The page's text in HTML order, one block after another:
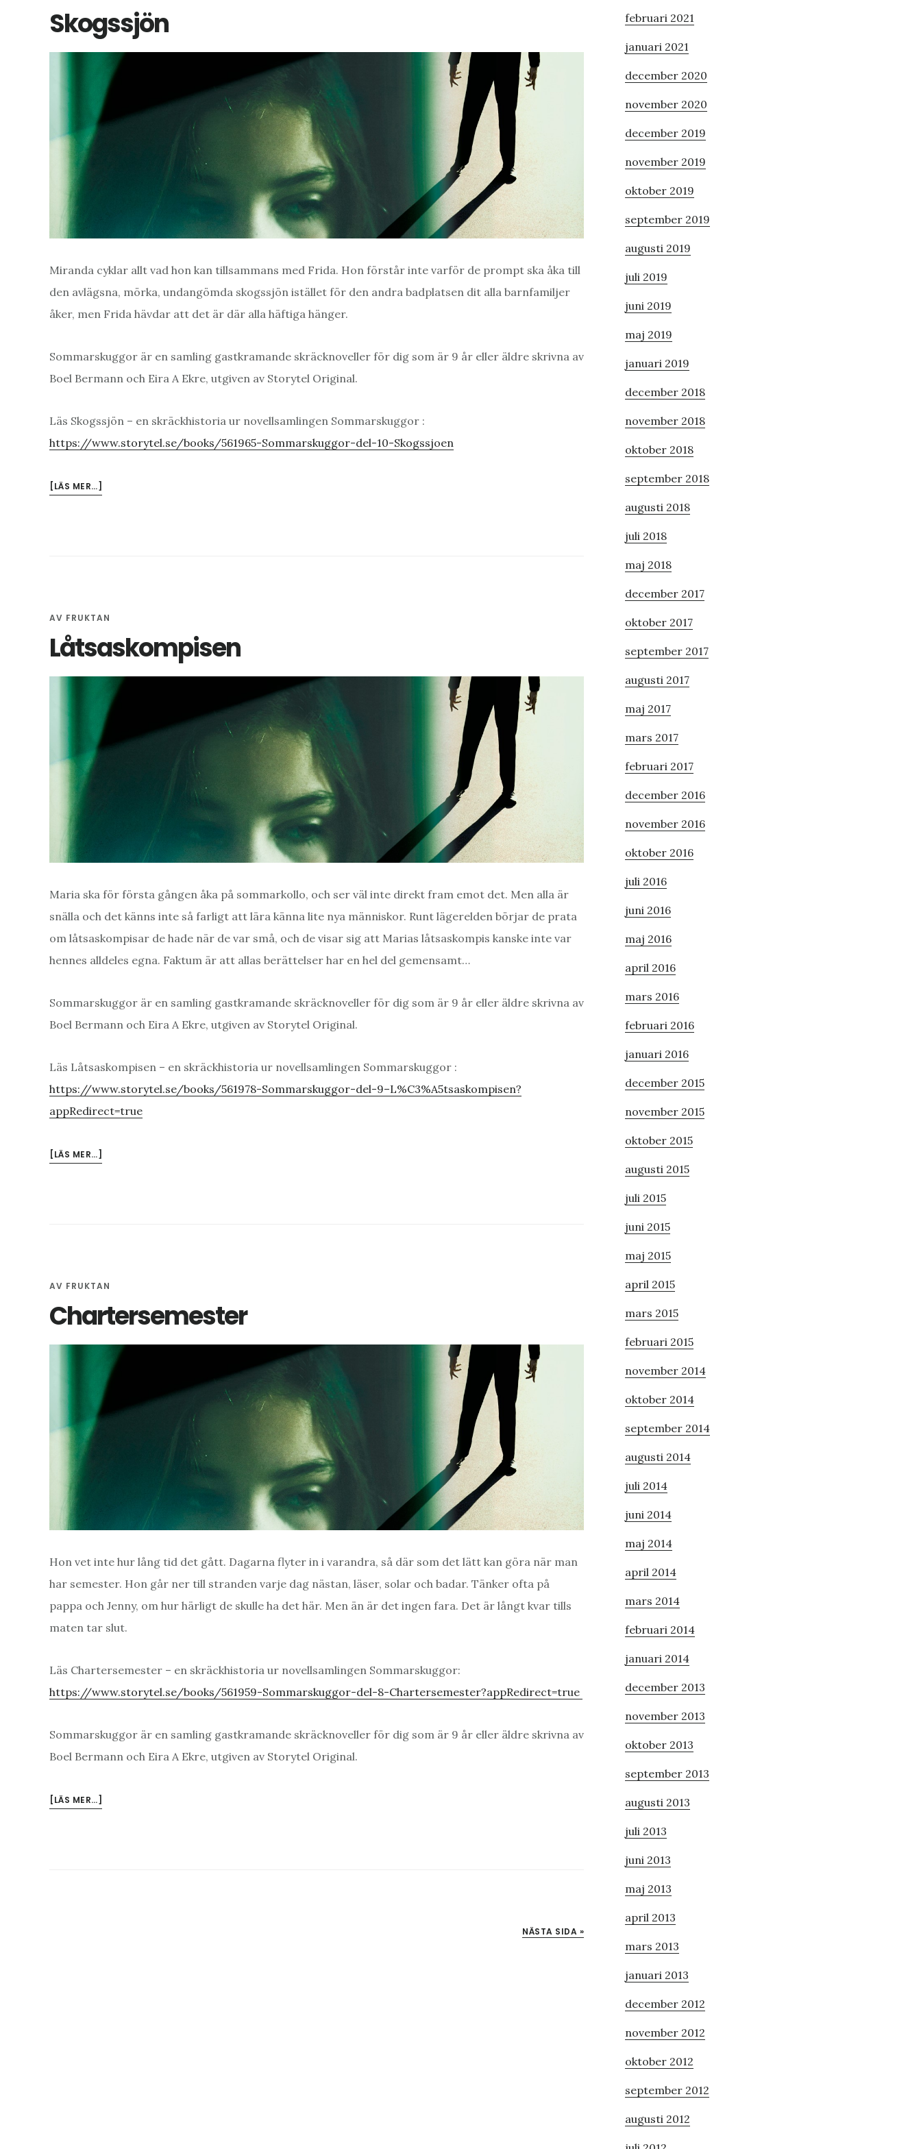
Skogssjön
Miranda cyklar allt vad hon kan tillsammans med Frida. Hon förstår inte varför de prompt ska åka till
den avlägsna, mörka, undangömda skogssjön istället för den andra badplatsen dit alla barnfamiljer
åker, men Frida hävdar att det är där alla häftiga hänger.
Sommarskuggor är en samling gastkramande skräcknoveller för dig som är 9 år eller äldre skrivna av
Boel Bermann och Eira A Ekre, utgiven av Storytel Original.
Läs Skogssjön – en skräckhistoria ur novellsamlingen Sommarskuggor :
https://www.storytel.se/books/561965-Sommarskuggor-del-10-Skogssjoen
[LÄS MER…]
AV FRUKTAN
Låtsaskompisen
Maria ska för första gången åka på sommarkollo, och ser väl inte direkt fram emot det. Men alla är
snälla och det känns inte så farligt att lära känna lite nya människor. Runt lägerelden börjar de prata
om låtsaskompisar de hade när de var små, och de visar sig att Marias låtsaskompis kanske inte var
hennes alldeles egna. Faktum är att allas berättelser har en hel del gemensamt…
Sommarskuggor är en samling gastkramande skräcknoveller för dig som är 9 år eller äldre skrivna av
Boel Bermann och Eira A Ekre, utgiven av Storytel Original.
Läs Låtsaskompisen – en skräckhistoria ur novellsamlingen Sommarskuggor :
https://www.storytel.se/books/561978-Sommarskuggor-del-9–L%C3%A5tsaskompisen?
appRedirect=true
[LÄS MER…]
AV FRUKTAN
Chartersemester
Hon vet inte hur lång tid det gått. Dagarna flyter in i varandra, så där som det lätt kan göra när man
har semester. Hon går ner till stranden varje dag nästan, läser, solar och badar. Tänker ofta på
pappa och Jenny, om hur härligt de skulle ha det här. Men än är det ingen fara. Det är långt kvar tills
maten tar slut.
Läs Chartersemester – en skräckhistoria ur novellsamlingen Sommarskuggor:
https://www.storytel.se/books/561959-Sommarskuggor-del-8-Chartersemester?appRedirect=true
Sommarskuggor är en samling gastkramande skräcknoveller för dig som är 9 år eller äldre skrivna av
Boel Bermann och Eira A Ekre, utgiven av Storytel Original.
[LÄS MER…]
NÄSTA SIDA »
februari 2021
januari 2021
december 2020
november 2020
december 2019
november 2019
oktober 2019
september 2019
augusti 2019
juli 2019
juni 2019
maj 2019
januari 2019
december 2018
november 2018
oktober 2018
september 2018
augusti 2018
juli 2018
maj 2018
december 2017
oktober 2017
september 2017
augusti 2017
maj 2017
mars 2017
februari 2017
december 2016
november 2016
oktober 2016
juli 2016
juni 2016
maj 2016
april 2016
mars 2016
februari 2016
januari 2016
december 2015
november 2015
oktober 2015
augusti 2015
juli 2015
juni 2015
maj 2015
april 2015
mars 2015
februari 2015
november 2014
oktober 2014
september 2014
augusti 2014
juli 2014
juni 2014
maj 2014
april 2014
mars 2014
februari 2014
januari 2014
december 2013
november 2013
oktober 2013
september 2013
augusti 2013
juli 2013
juni 2013
maj 2013
april 2013
mars 2013
januari 2013
december 2012
november 2012
oktober 2012
september 2012
augusti 2012